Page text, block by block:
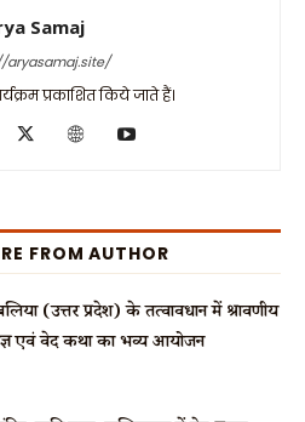
Samaj
aryasamaj.site/
प्रकाशित किये जाते हैं।
FROM AUTHOR
(उत्तर प्रदेश) के तत्वावधान में श्रावणीय
एवं वेद कथा का भव्य आयोजन